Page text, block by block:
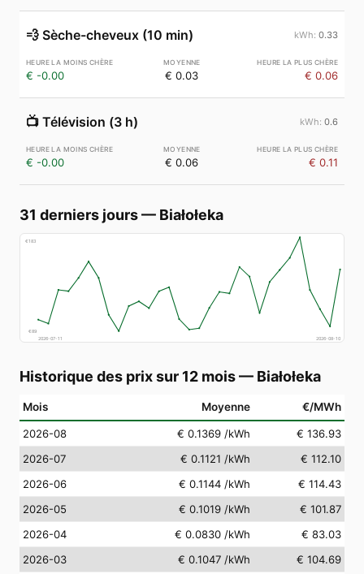
💨 Sèche-cheveux (10 min) 0.33
€ -0.00 € 0.03 € 0.06
📺 Télévision (3 h) 0.6
€ -0.00 € 0.06 € 0.11
31 derniers jours— Białołeka
€183
€89
2026-07-11
2026-08-10
Historique des prix sur 12 mois— Białołeka
Mois Moyenne €/MWh
2026-08 € 0.1369 /kWh
€ 136.93
2026-07
€ 0.1121 /kWh
€ 112.10
2026-06
€ 0.1144 /kWh
€ 114.43
2026-05
€ 0.1019 /kWh
€ 101.87
2026-04
€ 0.0830 /kWh
€ 83.03
2026-03
€ 0.1047 /kWh
€ 104.69